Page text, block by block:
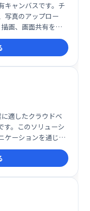
キャンバスです。チ
写真のアップロー
画、画面共有をす
す。つぶやき共有埋
適したクラウドベ
す。このソリューシ
ケーションを通じて
ています。